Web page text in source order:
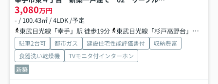
3,080万円
- / 100.43㎡ / 4LDK /予定
東武日光線「幸手」駅 徒歩19分
東武日光線「杉戸高野台」駅 徒歩45分
駐車2台可 都市ガス 建設住宅性能評価書付
収納豊富
食器洗い乾燥機
TVモニタ付インターホン
新築